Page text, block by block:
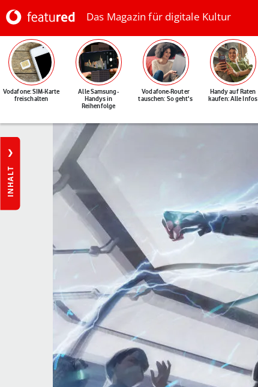
Das Magazin für digitale Kultur
Vodafone: SIM-Karte
freischalten
Alle Samsung-
Handys in
Reihenfolge
Vodafone-Router
tauschen: So geht's
Handy auf Raten
kaufen: Alle Infos
INHALT